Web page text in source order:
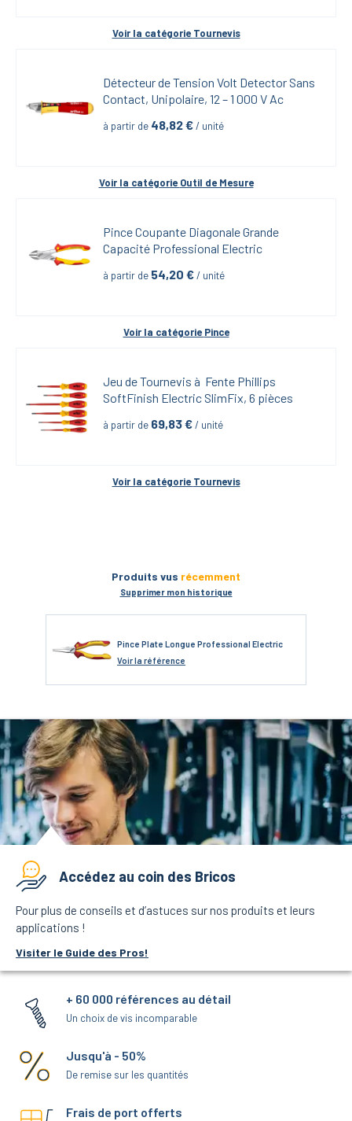
Voir la catégorie Tournevis
Détecteur de Tension Volt Detector Sans
Contact, Unipolaire, 12 – 1 000 V Ac
à partir de 48,82 € / unité
Voir la catégorie Outil de Mesure
Pince Coupante Diagonale Grande
Capacité Professional Electric
à partir de 54,20 € / unité
Voir la catégorie Pince
Jeu de Tournevis à  Fente Phillips
SoftFinish Electric SlimFix, 6 pièces
à partir de 69,83 € / unité
Voir la catégorie Tournevis
Produits vus récemment
Supprimer mon historique
Pince Plate Longue Professional Electric
Voirla référence
Accédez au coin des Bricos
Pour plus de conseils et d’astuces sur nos produits et leurs
applications !
Visiter le Guide des Pros!
+ 60 000 références au détail
Un choix de vis incomparable
Jusqu'à - 50%
De remise sur les quantités
Frais de port offerts